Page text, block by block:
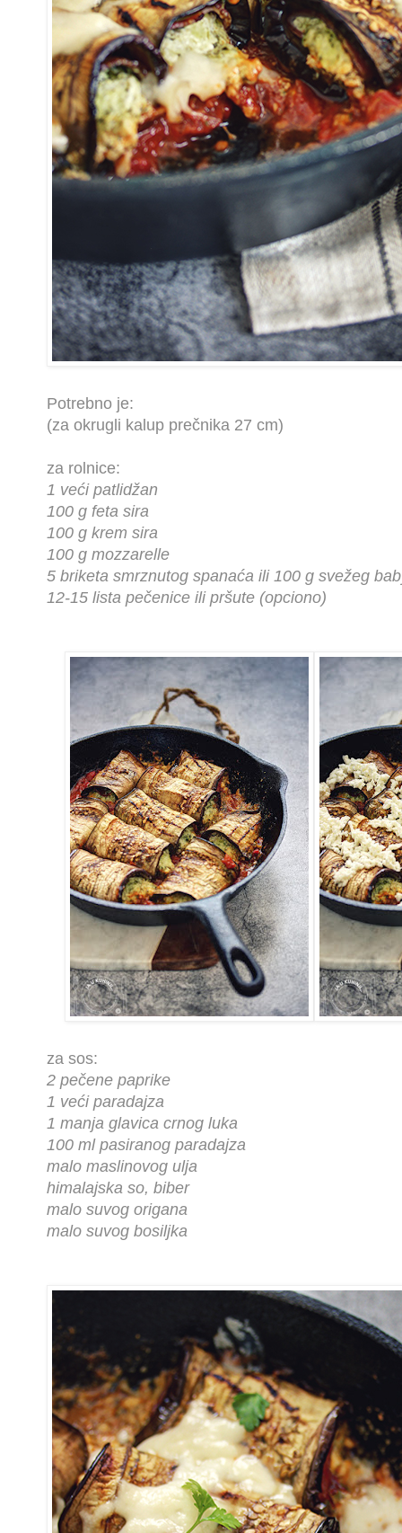
Potrebno je:
(za okrugli kalup prečnika 27 cm)
za rolnice:
1 veći patlidžan
100 g feta sira
100 g krem sira
100 g mozzarelle
5 briketa smrznutog spanaća ili 100 g svežeg
12-15 lista pečenice ili pršute (opciono)
za sos:
2 pečene paprike
1 veći paradajza
1 manja glavica crnog luka
100 ml pasiranog paradajza
malo maslinovog ulja
himalajska so, biber
malo suvog origana
malo suvog bosiljka